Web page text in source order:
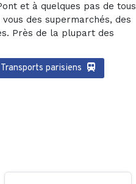
et à quelques pas de tous
des supermarchés, des
Près de la plupart des
Transports parisiens